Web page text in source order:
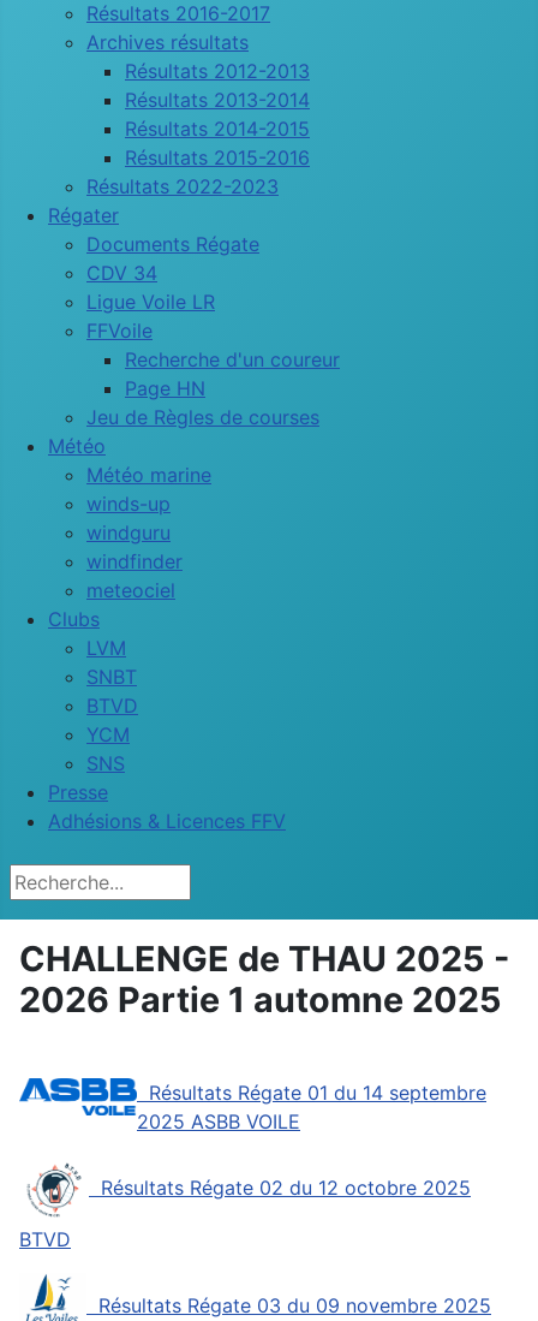
Résultats 2016-2017
Archives résultats
Résultats 2012-2013
Résultats 2013-2014
Résultats 2014-2015
Résultats 2015-2016
Résultats 2022-2023
Régater
Documents Régate
CDV 34
Ligue Voile LR
FFVoile
Recherche d'un coureur
Page HN
Jeu de Règles de courses
Météo
Météo marine
winds-up
windguru
windfinder
meteociel
Clubs
LVM
SNBT
BTVD
YCM
SNS
Presse
Adhésions & Licences FFV
Rechercher
CHALLENGE de THAU 2025 -
2026 Partie 1 automne 2025
Résultats Régate 01 du 14 septembre
2025 ASBB VOILE
Résultats Régate 02 du 12 octobre 2025
BTVD
Résultats Régate 03 du 09 novembre 2025